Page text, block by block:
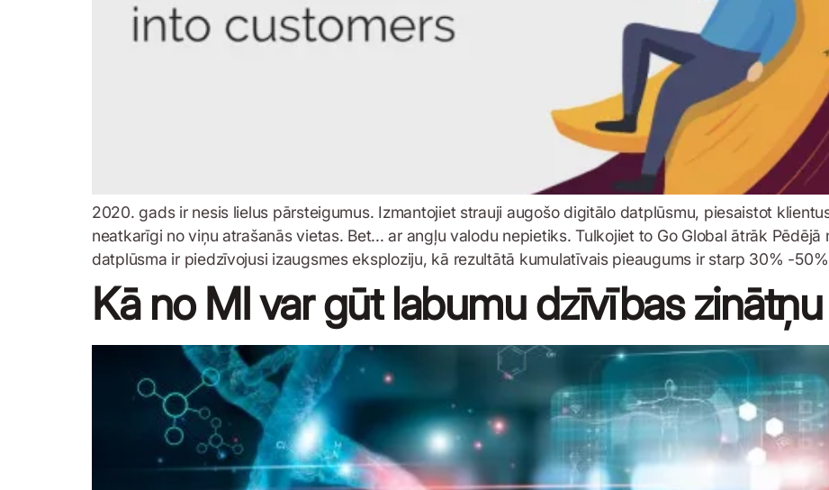
2020. gads ir nesis lielus pārsteigumus. Izmantojiet strauji augošo digitālo datplūsmu, piesaistot
neatkarīgi no viņu atrašanās vietas. Bet... ar angļu valodu nepietiks. Tulkojiet to Go Global ātrāk
datplūsma ir piedzīvojusi izaugsmes eksploziju, kā rezultātā kumulatīvais pieaugums ir starp 30% -
Kā no MI var gūt labumu dzīvības